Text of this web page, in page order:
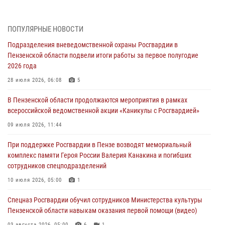
работы за первое полугодие 2026 года
Росгвардия обеспечила безопасность праздничных мероприятий в
1
В Пензе сотрудники Росгвардии задержали мужчину, который
дома
03 августа 2026, 05:59
Росгвардейцы Пензенской области отмечают 35-летие дежурной
03 августа 2026, 05:15
ПОПУЛЯРНЫЕ НОВОСТИ
Подразделения вневедомственной охраны Росгвардии в
Пензенской области подвели итоги работы за первое полугодие
2026 года
28 июля 2026, 06:08 5
В Пензенской области продолжаются мероприятия в рамках
всероссийской ведомственной акции «Каникулы с Росгвардией»
09 июля 2026, 11:44
При поддержке Росгвардии в Пензе возводят мемориальный
комплекс памяти Героя России Валерия Канакина и погибших
сотрудников спецподразделений
10 июля 2026, 05:00 1
Спецназ Росгвардии обучил сотрудников Министерства культуры
Пензенской области навыкам оказания первой помощи (видео)